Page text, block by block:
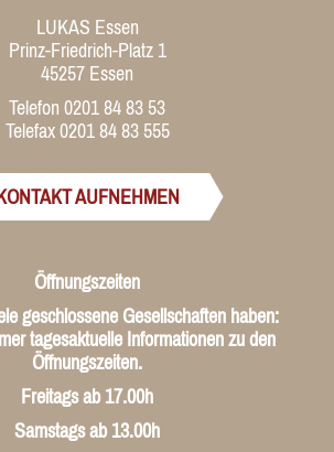
LUKAS Essen
Prinz-Friedrich-Platz 1
45257 Essen
Telefon 0201 84 83 53
Telefax 0201 84 83 555
AUFNEHMEN
Öffnungszeiten
geschlossene Gesellschaften haben:
tagesaktuelle Informationen zu den
Öffnungszeiten.
Freitags ab 17.00h
Samstags ab 13.00h